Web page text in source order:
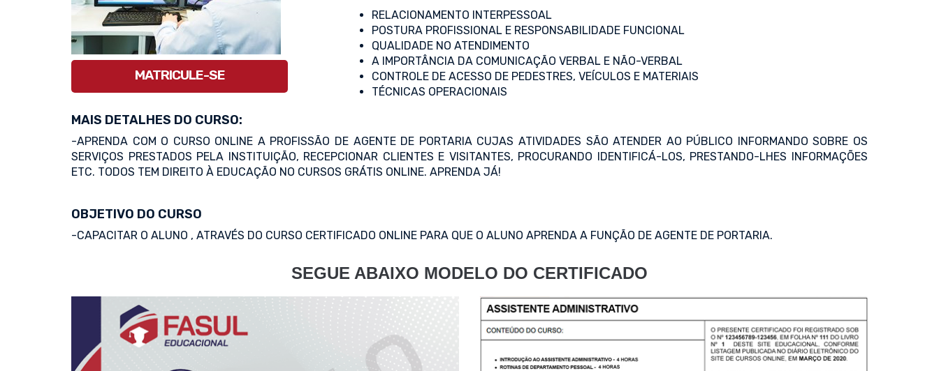
MATRICULE-SE
RELACIONAMENTO INTERPESSOAL
POSTURA PROFISSIONAL E RESPONSABILIDADE FUNCIONAL
QUALIDADE NO ATENDIMENTO
A IMPORTÂNCIA DA COMUNICAÇÃO VERBAL E NÃO-VERBAL
CONTROLE DE ACESSO DE PEDESTRES, VEÍCULOS E MATERIAIS
TÉCNICAS OPERACIONAIS
MAIS DETALHES DO CURSO:
-APRENDA COM O CURSO ONLINE A PROFISSÃO DE AGENTE DE PORTARIA CUJAS ATIVIDADES SÃO ATENDER AO PÚBLICO INFORMANDO SOBRE OS
SERVIÇOS PRESTADOS PELA INSTITUIÇÃO, RECEPCIONAR CLIENTES E VISITANTES, PROCURANDO IDENTIFICÁ-LOS, PRESTANDO-LHES INFORMAÇÕES
ETC. TODOS TEM DIREITO À EDUCAÇÃO NO CURSOS GRÁTIS ONLINE. APRENDA JÁ!
OBJETIVO DO CURSO
-CAPACITAR O ALUNO , ATRAVÉS DO CURSO CERTIFICADO ONLINE PARA QUE O ALUNO APRENDA A FUNÇÃO DE AGENTE DE PORTARIA.
SEGUE ABAIXO MODELO DO CERTIFICADO